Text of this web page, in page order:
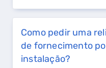
Como pedir uma
de fornecimento
instalação?